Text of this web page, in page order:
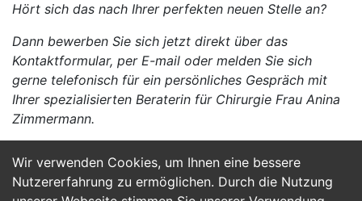
Wir verwenden Cookies, um Ihnen eine bessere
Nutzererfahrung zu ermöglichen. Durch die Nutzung
Hört sich das nach Ihrer perfekten neuen Stelle an?
Dann bewerben Sie sich jetzt direkt über das
Kontaktformular, per E-mail oder melden Sie sich
gerne telefonisch für ein persönliches Gespräch mit
Ihrer spezialisierten Beraterin für Chirurgie Frau Anina
Zimmermann.
Jetzt Bewerben